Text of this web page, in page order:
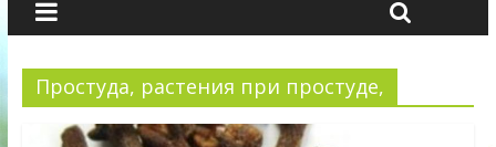
Простуда, растения при простуде,